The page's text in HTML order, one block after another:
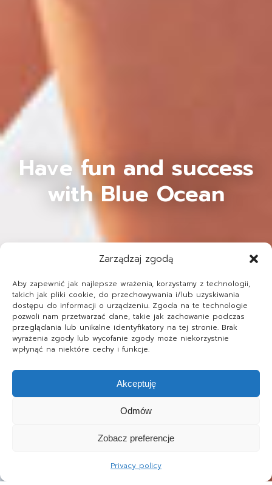
Zarządzaj zgodą
Aby zapewnić jak najlepsze wrażenia, korzystamy z technologii,
takich jak pliki cookie, do przechowywania i/lub uzyskiwania
dostępu do informacji o urządzeniu. Zgoda na te technologie
pozwoli nam przetwarzać dane, takie jak zachowanie podczas
przeglądania lub unikalne identyfikatory na tej stronie. Brak
wyrażenia zgody lub wycofanie zgody może niekorzystnie
wpłynąć na niektóre cechy i funkcje.
Akceptuję
Odmów
Zobacz preferencje
Privacy policy
Have fun and success
with Blue Ocean